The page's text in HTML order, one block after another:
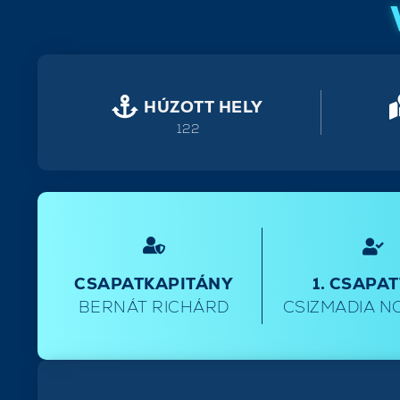
HÚZOTT HELY
122
CSAPATKAPITÁNY
BERNÁT RICHÁRD
1.
CSIZMADIA